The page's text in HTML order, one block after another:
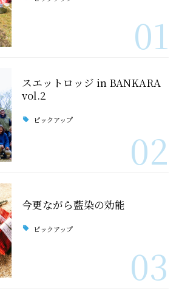
01
スエットロッジ in BANKARA
vol.2
ピックアップ
02
今更ながら藍染の効能
ピックアップ
03